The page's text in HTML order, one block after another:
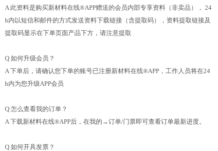
A 此资料是购买新材料在线®APP赠送的会员内部专享资料（非卖品）， 24
h内以短信和邮件的方式发送资料下载链接（含提取码），资料提取链接及
提取码显示在下单页面产品下方，请注意提取
Q 如何升级会员？
A 下单后，请确认您下单的账号已注册新材料在线®APP，工作人员将在24
h内为您升级APP会员
Q 怎么查看我的订单？
A 下载新材料在线®APP后，在我的→订单/门票即可查看订单最新进度。
Q 如何开具发票？